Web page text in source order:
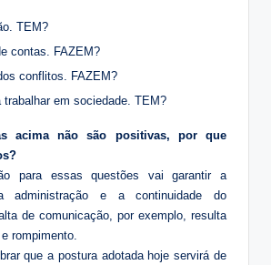
TEM?
contas. FAZEM?
conflitos. FAZEM?
trabalhar em sociedade. TEM?
acima não são positivas, por que
para essas questões vai garantir a
administração e a continuidade do
de comunicação, por exemplo, resulta
rompimento.
que a postura adotada hoje servirá de